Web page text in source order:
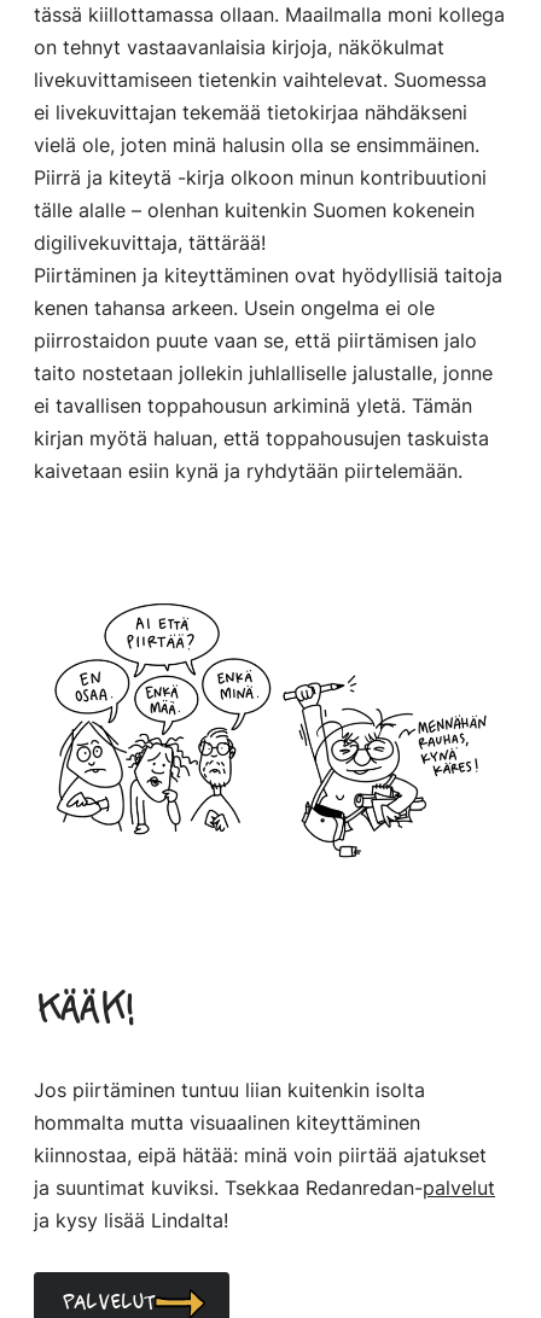
tässä kiillottamassa ollaan. Maailmalla moni kollega
on tehnyt vastaavanlaisia kirjoja, näkökulmat
livekuvittamiseen tietenkin vaihtelevat. Suomessa
ei livekuvittajan tekemää tietokirjaa nähdäkseni
vielä ole, joten minä halusin olla se ensimmäinen.
Piirrä ja kiteytä -kirja olkoon minun kontribuutioni
tälle alalle – olenhan kuitenkin Suomen kokenein
digilivekuvittaja, tättärää!
Piirtäminen ja kiteyttäminen ovat hyödyllisiä taitoja
kenen tahansa arkeen. Usein ongelma ei ole
piirrostaidon puute vaan se, että piirtämisen jalo
taito nostetaan jollekin juhlalliselle jalustalle, jonne
ei tavallisen toppahousun arkiminä yletä. Tämän
kirjan myötä haluan, että toppahousujen taskuista
kaivetaan esiin kynä ja ryhdytään piirtelemään.
Kääk!
Jos piirtäminen tuntuu liian kuitenkin isolta
hommalta mutta visuaalinen kiteyttäminen
kiinnostaa, eipä hätää: minä voin piirtää ajatukset
ja suuntimat kuviksi. Tsekkaa Redanredan-palvelut
ja kysy lisää Lindalta!
Palvelut